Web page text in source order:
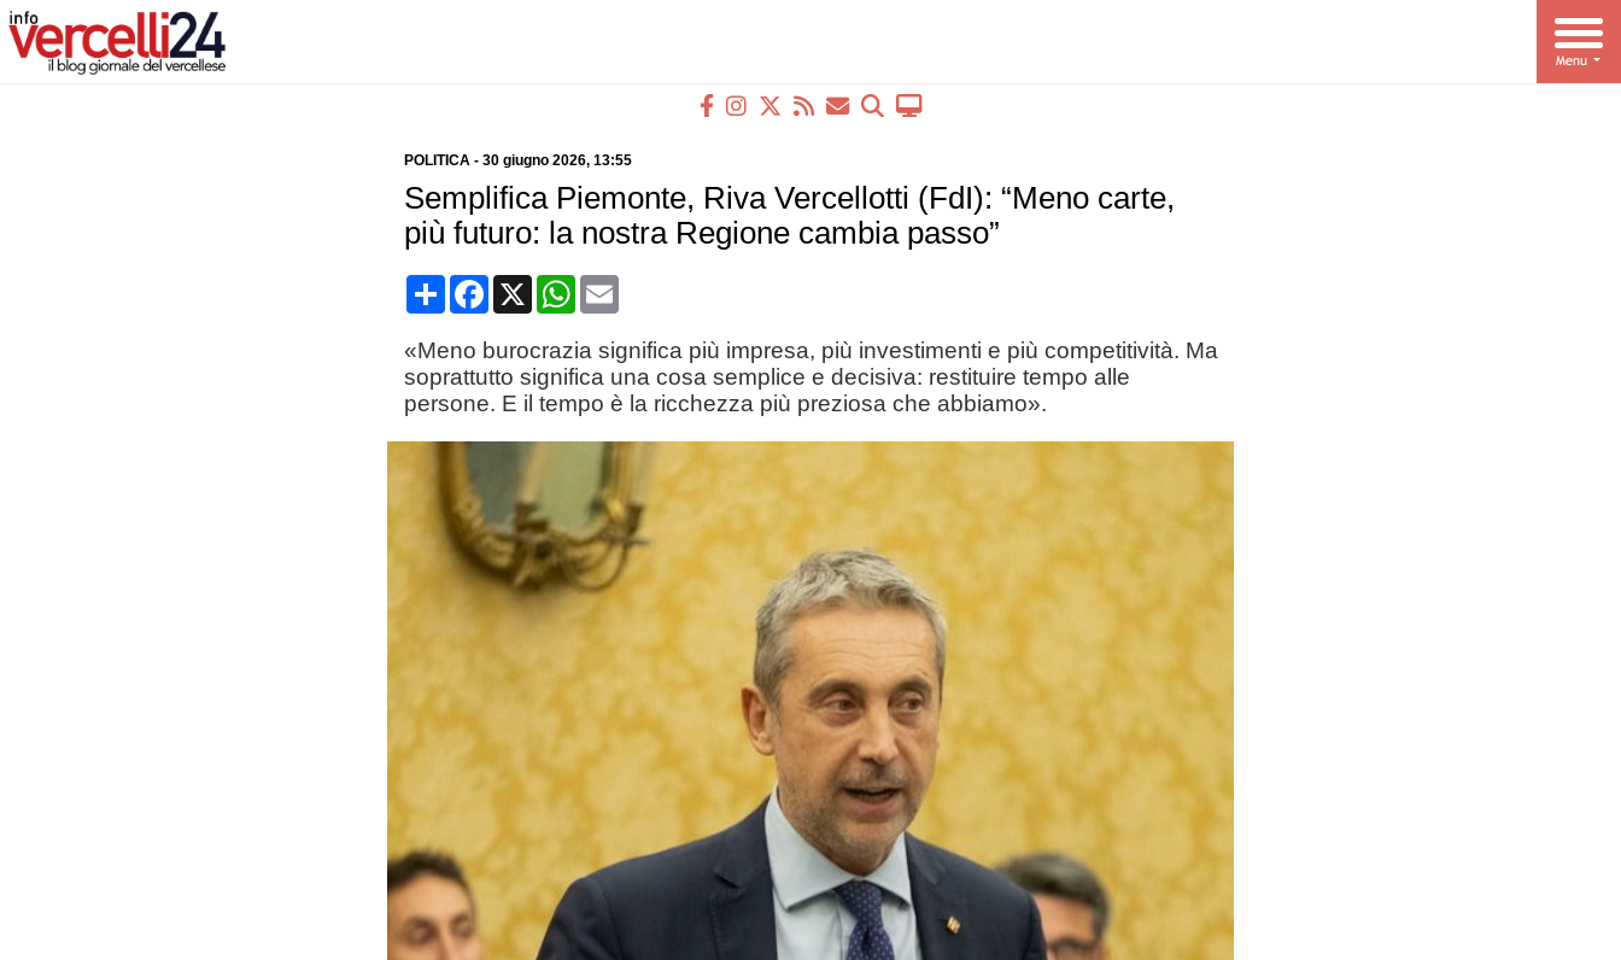
POLITICA- 30 giugno 2026, 13:55
Semplifica Piemonte, Riva Vercellotti (FdI): “Meno carte,
più futuro: la nostra Regione cambia passo”
CondividiFacebook
X WhatsApp
Email
«Meno burocrazia significa più impresa, più investimenti e più competitività. Ma
soprattutto significa una cosa semplice e decisiva: restituire tempo alle
persone. E il tempo è la ricchezza più preziosa che abbiamo».